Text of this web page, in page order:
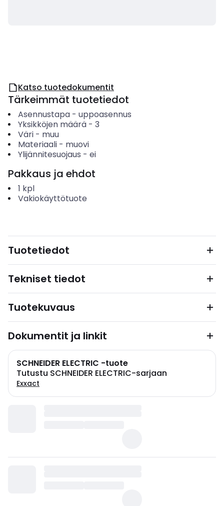
Katso tuotedokumentit
Tärkeimmät tuotetiedot
Asennustapa- uppoasennus
Yksikköjen määrä- 3
Väri- muu
Materiaali- muovi
Ylijännitesuojaus - ei
Pakkaus ja ehdot
1 kpl
Vakiokäyttötuote
Tuotetiedot
Tekniset tiedot
Tuotekuvaus
Dokumentit ja linkit
SCHNEIDER ELECTRIC -tuote
Tutustu SCHNEIDER ELECTRIC-sarjaan
Exxact